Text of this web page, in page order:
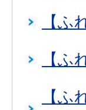
【
【
【